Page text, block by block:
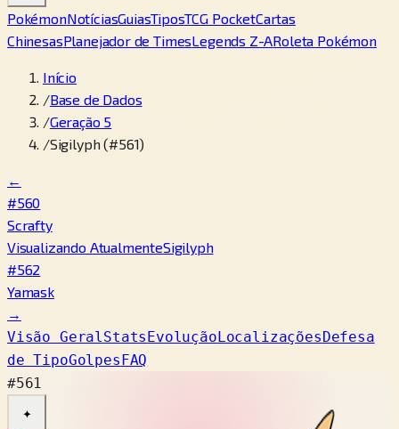
PokémonNotíciasGuiasTiposTCG PocketCartas
ChinesasPlanejador de TimesLegends Z-ARoleta Pokémon
Início
/Base de Dados
/Geração 5
/Sigilyph (#561)
←
#560
Scrafty
Visualizando AtualmenteSigilyph
#562
Yamask
→
Visão GeralStatsEvoluçãoLocalizaçõesDefesa
de TipoGolpesFAQ
#561
✦